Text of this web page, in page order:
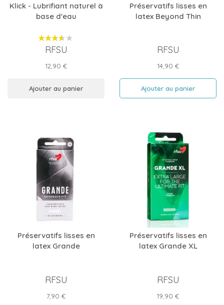
Klick - Lubrifiant naturel à
base d'eau
RFSU
Prix
12,90 €
Ajouter au panier
Préservatifs lisses en
latex Beyond Thin
RFSU
Prix
14,90 €
Ajouter au panier
Préservatifs lisses en
latex Grande
RFSU
Prix
7,90 €
Préservatifs lisses en
latex Grande XL
RFSU
Prix
19,90 €